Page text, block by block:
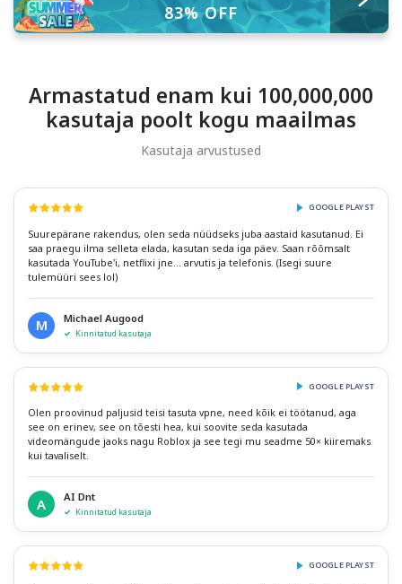
83% OFF
Armastatud enam kui 100,000,000
kasutaja poolt kogu maailmas
Kasutaja arvustused
GOOGLE PLAYST
Suurepärane rakendus, olen seda nüüdseks juba aastaid kasutanud. Ei
saa praegu ilma selleta elada, kasutan seda iga päev. Saan rõõmsalt
kasutada YouTube'i, netflixi jne... arvutis ja telefonis. (Isegi suure
tulemüüri sees lol)
M Michael Augood
Kinnitatud kasutaja
GOOGLE PLAYST
Olen proovinud paljusid teisi tasuta vpne, need kõik ei töötanud, aga
see on erinev, see on tõesti hea, kui soovite seda kasutada
videomängude jaoks nagu Roblox ja see tegi mu seadme 50× kiiremaks
kui tavaliselt.
A AI Dnt
Kinnitatud kasutaja
GOOGLE PLAYST